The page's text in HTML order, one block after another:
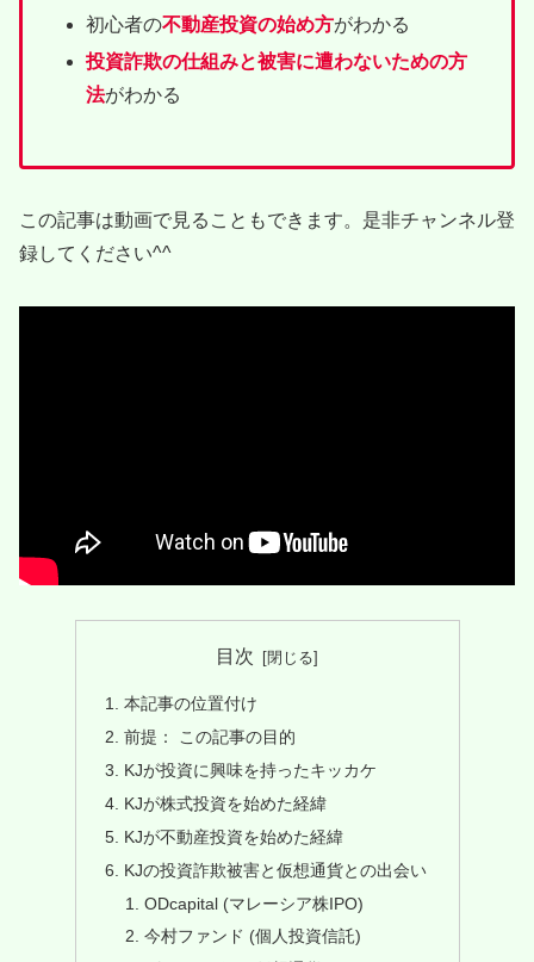
初心者の不動産投資の始め方がわかる
投資詐欺の仕組みと被害に遭わないための方
法がわかる
この記事は動画で見ることもできます。是非チャンネル登
録してください^^
目次
本記事の位置付け
前提： この記事の目的
KJが投資に興味を持ったキッカケ
KJが株式投資を始めた経緯
KJが不動産投資を始めた経緯
KJの投資詐欺被害と仮想通貨との出会い
ODcapital (マレーシア株IPO)
今村ファンド (個人投資信託)